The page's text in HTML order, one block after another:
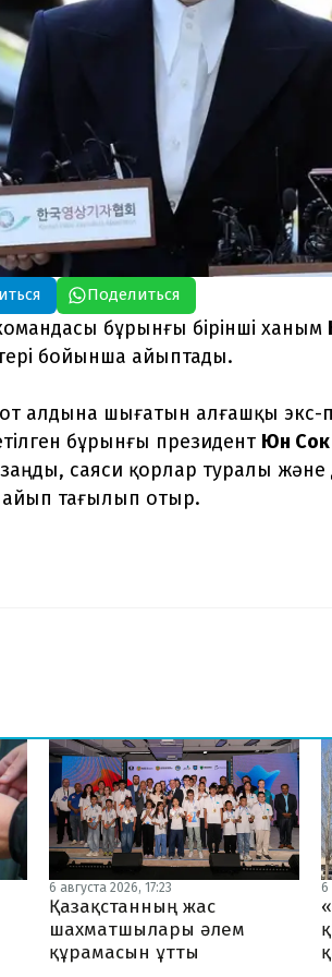
Поделиться
бұрынғы бірінші ханым
бойынша айыптады.
алдына шығатын алғашқы экс-
бұрынғы президент Юн Сок
саяси қорлар туралы
айып тағылып отыр.
6 августа 2026, 17:23
Қазақстанның жас
шахматшылары әлем
құрамасын ұтты
6